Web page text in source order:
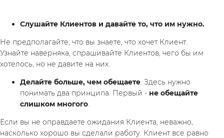
Слушайте Клиентов и давайте то, что им нужно.
Не предполагайте, что вы знаете, что хочет Клиент.
Узнайте наверняка, спрашивайте Клиентов, чего бы им
хотелось, но не давите на них.
Делайте больше, чем обещаете. Здесь нужно
понимать два принципа. Первый - не обещайте
слишком многого.
Если вы не оправдаете ожидания Клиента, неважно,
насколько хорошо вы сделали работу. Клиент все равно